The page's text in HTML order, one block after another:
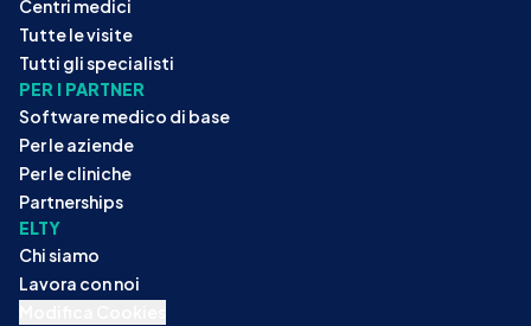
Centri medici
Tutte le visite
Tutti gli specialisti
PER I PARTNER
Software medico di base
Per le aziende
Per le cliniche
Partnerships
ELTY
Chi siamo
Lavora con noi